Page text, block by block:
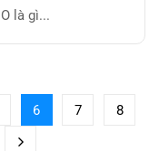
là gì...
6 7
8